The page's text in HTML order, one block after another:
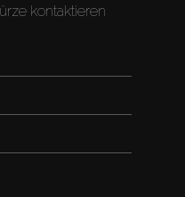
kontaktieren